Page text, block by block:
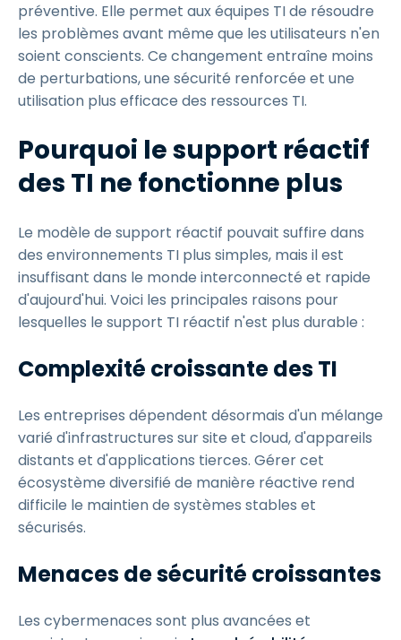
préventive. Elle permet aux équipes TI de résoudre
les problèmes avant même que les utilisateurs n'en
soient conscients. Ce changement entraîne moins
de perturbations, une sécurité renforcée et une
utilisation plus efficace des ressources TI.
Pourquoi le support réactif
des TI ne fonctionne plus
Le modèle de support réactif pouvait suffire dans
des environnements TI plus simples, mais il est
insuffisant dans le monde interconnecté et rapide
d'aujourd'hui. Voici les principales raisons pour
lesquelles le support TI réactif n'est plus durable :
Complexité croissante des TI
Les entreprises dépendent désormais d'un mélange
varié d'infrastructures sur site et cloud, d'appareils
distants et d'applications tierces. Gérer cet
écosystème diversifié de manière réactive rend
difficile le maintien de systèmes stables et
sécurisés.
Menaces de sécurité croissantes
Les cybermenaces sont plus avancées et